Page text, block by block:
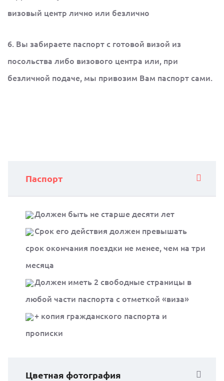
визовый центр лично или безлично
6. Вы забираете паспорт с готовой визой из
посольства либо визового центра или, при
безличной подаче, мы привозим Вам паспорт сами.
Паспорт
Должен быть не старше десяти лет
Срок его действия должен превышать
срок окончания поездки не менее, чем на три
месяца
Должен иметь 2 свободные страницы в
любой части паспорта с отметкой «виза»
+ копия гражданского паспорта и
прописки
Цветная фотография